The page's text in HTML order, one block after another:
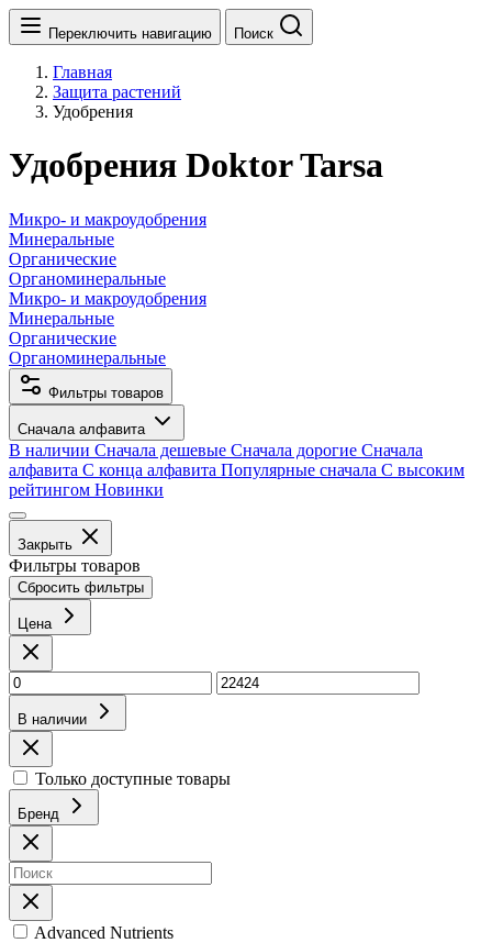
Переключить навигацию Поиск
Главная
Защита растений
Удобрения
Удобрения Doktor Tarsa
Микро- и макроудобрения
Минеральные
Органические
Органоминеральные
Микро- и макроудобрения
Минеральные
Органические
Органоминеральные
Фильтры товаров
Сначала алфавита
В наличии Сначала дешевые Сначала дорогие Сначала
алфавита С конца алфавита Популярные сначала С высоким
рейтингом Новинки
Закрыть
Фильтры товаров
Сбросить фильтры
Цена
В наличии
Только доступные товары
Бренд
Advanced Nutrients